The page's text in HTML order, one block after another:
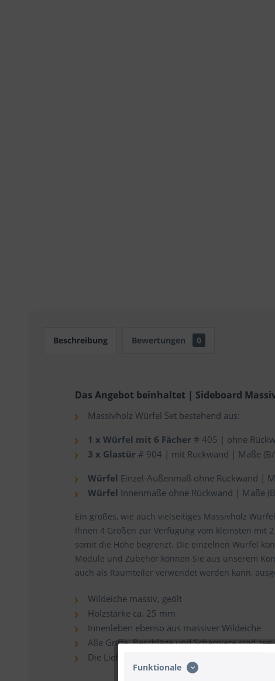
Beschreibung Bewertungen 0
Das Angebot beinhaltet | Sideboard
Massivholz Würfel Set bestehend aus:
1 x Würfel mit 6 Fächer # 405 | ohne
3 x Glastür # 904 | mit Rückwand | Maße (B/
Würfel Einzel-Außenmaß ohne Rückwand |
Würfel Innenmaße ohne Rückwand | Maße
Ein großes, wie auch vielseitiges Massivholz
Ihnen 4 Größen zur Verfügung vom kleinsten mit
somit die Höhe begrenzt. Die einzelnen Würfel
Module und Zubehör können Sie aus unserem
auch als Raumteiler verwendet werden kann,
Wildeiche massiv, geölt
Holzstärke ca. 25 mm
Innenleben ebenso aus massiver Wildeiche
Alle Griffe, Beschläge und Scharniere sind
Die Lieferung erfolgt zerlegt
Funktionale